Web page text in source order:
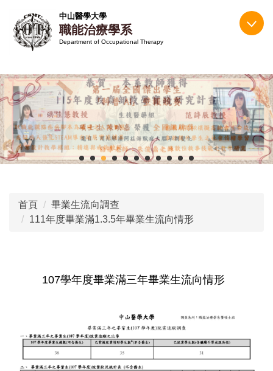
到
主
容
區
中山醫學大學
職能治療學系
Department of Occupational Therapy
首頁
畢業生流向調查
111年度畢業滿1.3.5年畢業生流向情形
107學年度畢業滿三年畢業生流向情形